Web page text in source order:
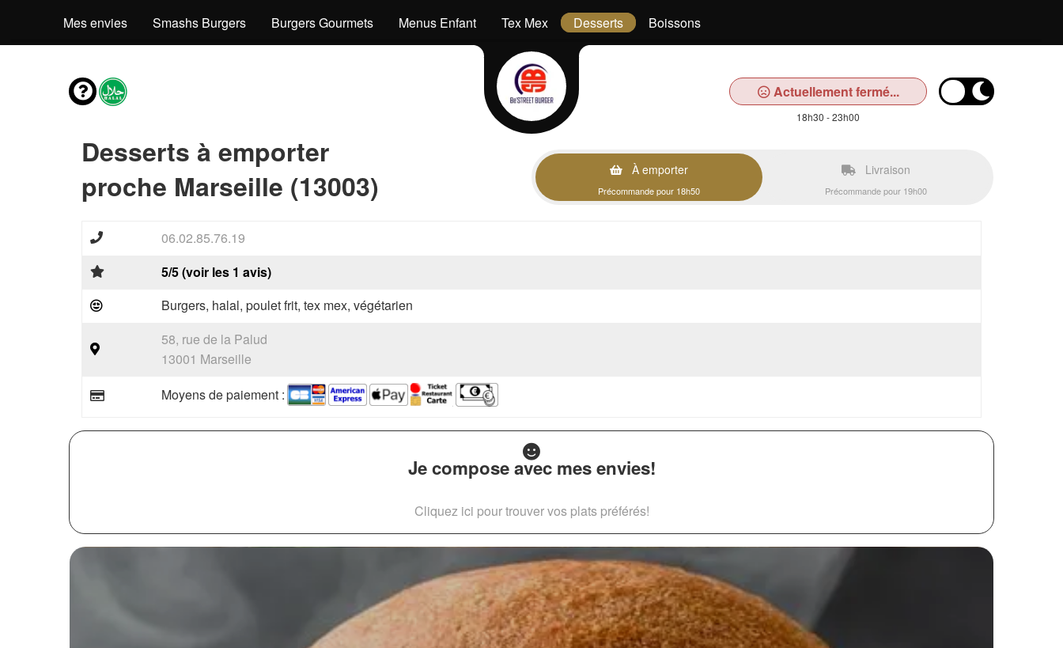
Mes envies Smashs Burgers Burgers Gourmets Menus Enfant Tex Mex Desserts Boissons
Actuellement fermé...
18h30 - 23h00
Desserts à emporter
proche Marseille (13003)
À emporter
Précommande pour 18h50
Livraison
Précommande pour 19h00
06.02.85.76.19
5/5 (voir les 1 avis)
Burgers, halal, poulet frit, tex mex, végétarien
58, rue de la Palud
13001 Marseille
Moyens de paiement :
Je compose avec mes envies!
Cliquez ici pour trouver vos plats préférés!